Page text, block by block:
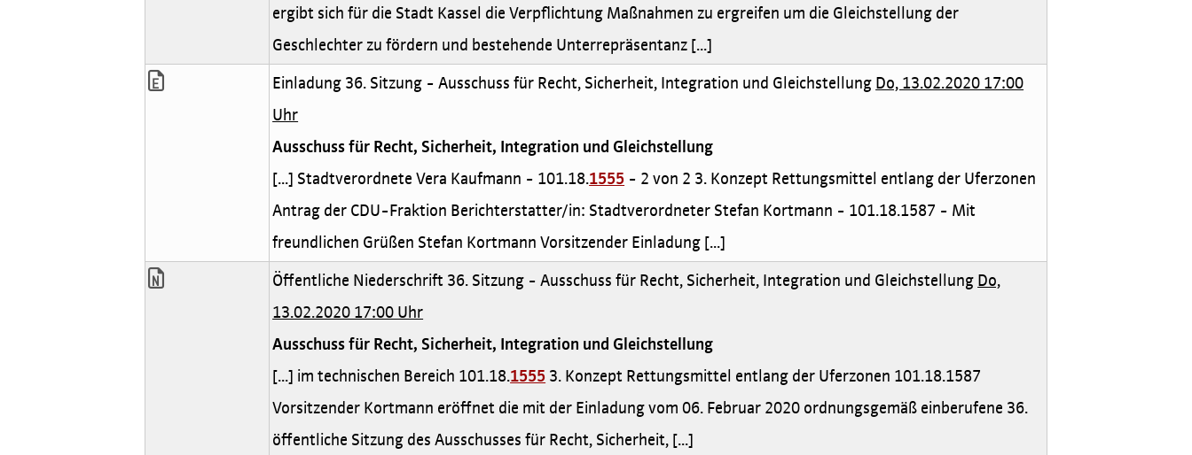
ergibt sich für die Stadt Kassel die Verpflichtung Maßnahmen zu ergreifen um die Gleichstellung der
Geschlechter zu fördern und bestehende Unterrepräsentanz [...]
Einladung 36. Sitzung - Ausschuss für Recht, Sicherheit, Integration und Gleichstellung Do, 13.02.2020 17:00
Uhr
Ausschuss für Recht, Sicherheit, Integration und Gleichstellung
[...] Stadtverordnete Vera Kaufmann - 101.18.1555 - 2 von 2 3. Konzept Rettungsmittel entlang der Uferzonen
Antrag der CDU-Fraktion Berichterstatter/in: Stadtverordneter Stefan Kortmann - 101.18.1587 - Mit
freundlichen Grüßen Stefan Kortmann Vorsitzender Einladung [...]
Öffentliche Niederschrift 36. Sitzung - Ausschuss für Recht, Sicherheit, Integration und Gleichstellung Do,
13.02.2020 17:00 Uhr
Ausschuss für Recht, Sicherheit, Integration und Gleichstellung
[...] im technischen Bereich 101.18.1555 3. Konzept Rettungsmittel entlang der Uferzonen 101.18.1587
Vorsitzender Kortmann eröffnet die mit der Einladung vom 06. Februar 2020 ordnungsgemäß einberufene 36.
öffentliche Sitzung des Ausschusses für Recht, Sicherheit, [...]